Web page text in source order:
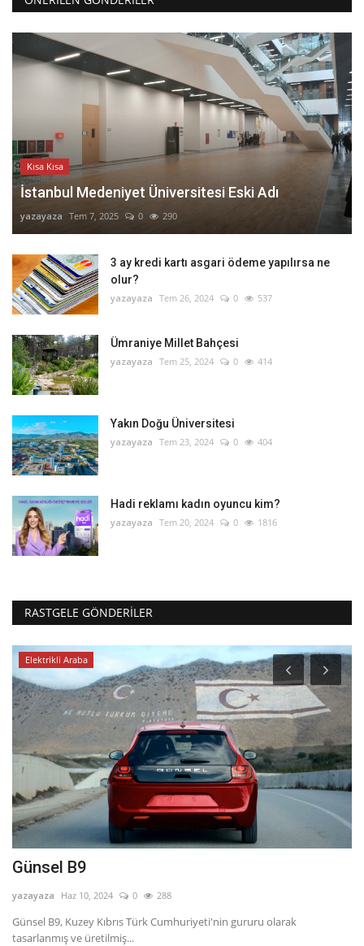
Kısa Kısa
İstanbul Medeniyet Üniversitesi Eski Adı
yazayaza Tem 7, 2025 0 290
3 ay kredi kartı asgari ödeme yapılırsa ne
olur?
yazayaza Tem 26, 2024 0 537
Ümraniye Millet Bahçesi
yazayaza Tem 25, 2024 0 414
Yakın Doğu Üniversitesi
yazayaza Tem 23, 2024 0 404
Hadi reklamı kadın oyuncu kim?
yazayaza Tem 20, 2024 0 1816
RASTGELE GÖNDERILER
Elektrikli Araba
Günsel B9
yazayaza Haz 10, 2024 0 288
Günsel B9, Kuzey Kıbrıs Türk Cumhuriyeti'nin gururu olarak
tasarlanmış ve üretilmiş...